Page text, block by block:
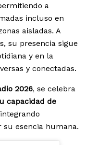
a
incluso en
aisladas. A
su presencia sigue
y en la
y conectadas.
2026, se celebra
capacidad de
esencia humana.